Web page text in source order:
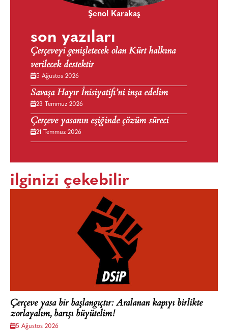
Şenol Karakaş
son yazıları
Çerçeveyi genişletecek olan Kürt halkına
verilecek destektir
5 Ağustos 2026
Savaşa Hayır İnisiyatifi’ni inşa edelim
23 Temmuz 2026
Çerçeve yasanın eşiğinde çözüm süreci
21 Temmuz 2026
ilginizi çekebilir
Çerçeve yasa bir başlangıçtır: Aralanan kapıyı birlikte
zorlayalım, barışı büyütelim!
5 Ağustos 2026